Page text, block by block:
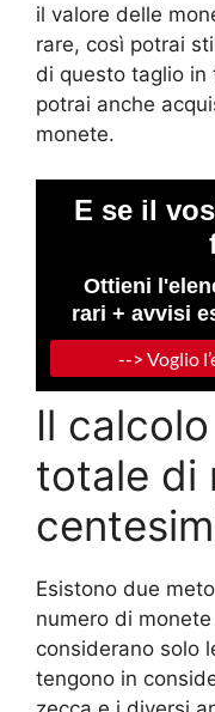
il valore delle
rare, così potrai
di questo taglio in
potrai anche
monete.
Il
totale di
Esistono due
numero di
considerano solo
tengono in